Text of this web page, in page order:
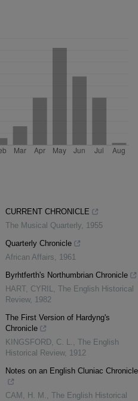
CURRENT CHRONICLE
The Musical Quarterly, 1955
Quarterly Chronicle
African Affairs, 1961
Byrhtferth's Northumbrian Chronicle
HART, CYRIL, The English Historical
Review, 1982
The First Version of Hardyng's
Chronicle
KINGSFORD, C. L. , The English
Historical Review, 1912
Notes on an English Cluniac Chronicle
CAM, H. M. , The English Historical